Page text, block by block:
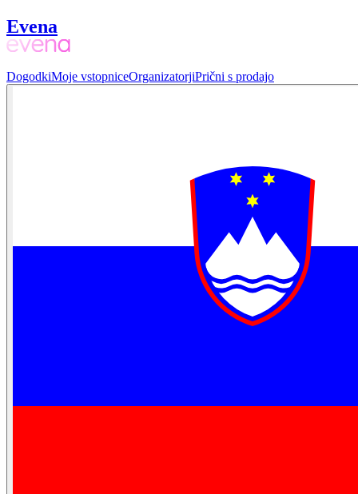
Evena
DogodkiMoje vstopniceOrganizatorjiPrični s prodajo